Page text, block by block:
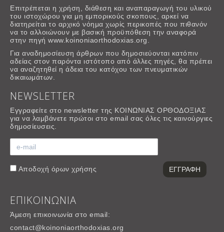
Επιτρέπεται η χρήση, διάθεση και αναπαραγωγή του υλικού
του ιστοχώρου για μη εμπορικούς σκοπους, αρκεί να
διατηρείται το αρχικό νόημα χωρίς περικοπές που πιθανόν
να το αλλοιώνουν με βασική προϋπόθεση την αναφορά
στην πηγή www.koinoniaorthodoxias.org.
Για αναδημοσίευση άρθρων που δημοσιεύονται κατόπιν
αδείας στον παρόντα ιστότοπο από άλλες πηγές, θα πρέπει
να αναζητηθεί η άδεια του κατόχου των πνευματικών
δικαιωμάτων.
NEWSLETTER
Εγγραφείτε στο newsletter της ΚΟΙΝΩΝΙΑΣ ΟΡΘΟΔΟΞΙΑΣ
για να λαμβάνετε πρώτοι στο email σας όλες τις καινούργιες
δημοσίευσεις.
Αποδοχή όρων χρήσης
ΕΠΙΚΟΙΝΩΝΙΑ
Άμεση επικοινωνία στο email:
contact@koinoniaorthodoxias.org